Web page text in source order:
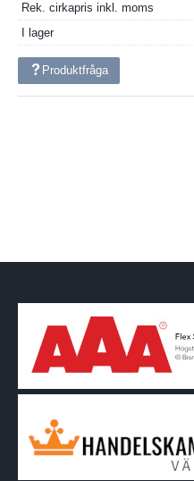
Rek. cirkapris inkl. moms
I lager
Produktfråga